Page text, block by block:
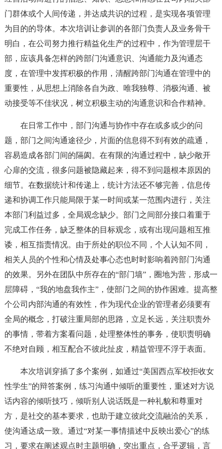
门群体或个人间传递，并达成共识的过程，是实现各项管理
为目的的导体。本次培训让参训的各部门负责人及业务骨干
明白，在公司努力推行精益化生产的过程中，作为管理层干
部，应该具备怎样的跨部门沟通意识、沟通能力及沟通态
度，在管理中发挥积极的作用，清醒跨部门沟通在管理中的
重要性，从思想上消除各自为政、唯我独尊、消极沟通、被
动接受等不佳状况，树立积极主动的沟通意识和合作精神。
在日常工作中，部门沟通与协作中存在或多或少的问
题，部门之间沟通途径少，片面的信息得不到有效的疏通，
容易造成各部门间的隔阂。在有限的沟通过程中，缺少敞开
心扉的交流，很多问题被隐藏起来，得不到问题根本原因的
细节。在数据统计和传递上，统计方法还不够完善，信息传
递和协调工作只能局限于某一时间或某一范围内进行，关注
本部门利益过多，全局观念缺少。部门之间部分接口着重于
完成工作任务，缺乏整体的目标观念，或有出现问题相互推
诿，相互指责情况。由于所处的职位不同，个人认知不同，
相关人员的个性和心情及处事心态也时时影响着跨部门沟通
的效果。另外在团队中所存在的“部门墙”，圈地为营，形成一
层障碍，“我的地盘我作主”，使部门之间的协作困难。提高整
个公司内部沟通的有效性，作为现代企业的管理者必须要有
全局的概念，打破注重局部的思路，立足长远，关注职责外
的事情，带着方案看问题，处理整体性的事务，使职责明确
不绝对自顾，相互配合不彼此扯皮，精益管理不浮于表面。
本次培训穿插了多个案例，如通过“美国西点军校拒收女
性学生”的辩答案例，练习沟通中倾听的重要性，重述对方说
话内容的倾听技巧，倾听别人说话既是一种礼貌和尊重对
方，是社交的基本要求，也助于建立彼此交流融洽的关系，
使沟通达成一致。通过“对某一事情描述中反映出爱心”的练
习，要求在阐述观点时主题明确，突出重点，合乎逻辑，言